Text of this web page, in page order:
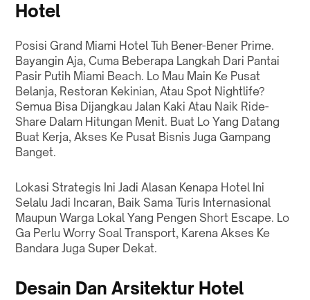
Hotel
Posisi Grand Miami Hotel Tuh Bener-Bener Prime.
Bayangin Aja, Cuma Beberapa Langkah Dari Pantai
Pasir Putih Miami Beach. Lo Mau Main Ke Pusat
Belanja, Restoran Kekinian, Atau Spot Nightlife?
Semua Bisa Dijangkau Jalan Kaki Atau Naik Ride-
Share Dalam Hitungan Menit. Buat Lo Yang Datang
Buat Kerja, Akses Ke Pusat Bisnis Juga Gampang
Banget.
Lokasi Strategis Ini Jadi Alasan Kenapa Hotel Ini
Selalu Jadi Incaran, Baik Sama Turis Internasional
Maupun Warga Lokal Yang Pengen Short Escape. Lo
Ga Perlu Worry Soal Transport, Karena Akses Ke
Bandara Juga Super Dekat.
Desain Dan Arsitektur Hotel